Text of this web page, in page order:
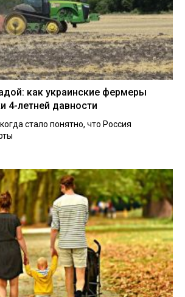
как украинские фермеры
4-летней давности
стало понятно, что Россия